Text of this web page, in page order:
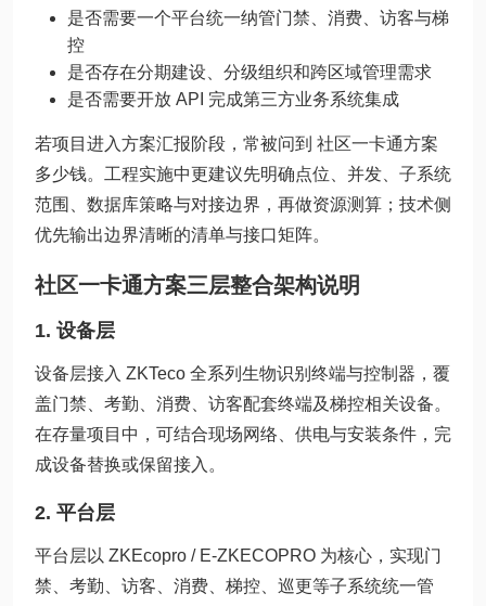
是否需要一个平台统一纳管门禁、消费、访客与梯
控
是否存在分期建设、分级组织和跨区域管理需求
是否需要开放 API 完成第三方业务系统集成
若项目进入方案汇报阶段，常被问到 社区一卡通方案
多少钱。工程实施中更建议先明确点位、并发、子系统
范围、数据库策略与对接边界，再做资源测算；技术侧
优先输出边界清晰的清单与接口矩阵。
社区一卡通方案三层整合架构说明
1. 设备层
设备层接入 ZKTeco 全系列生物识别终端与控制器，覆
盖门禁、考勤、消费、访客配套终端及梯控相关设备。
在存量项目中，可结合现场网络、供电与安装条件，完
成设备替换或保留接入。
2. 平台层
平台层以 ZKEcopro / E-ZKECOPRO 为核心，实现门
禁、考勤、访客、消费、梯控、巡更等子系统统一管